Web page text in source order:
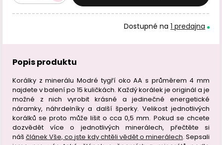
Dostupné na 1 predajna
Popis produktu
Korálky z minerálu Modré tygří oko AA s průměrem 4 mm
najdete v balení po 15 kuličkách. Každý korálek je originál a je
možné z nich vyrobit krásné a jedinečné energetické
náramky, náhrdelníky a další šperky. Velikost jednotlivých
korálků se proto může lišit o cca 0,5 mm. Pokud se chcete
dozvědět více o jednotlivých minerálech, přečtěte si
náščlánek Vše, co jste kdy chtěli vědět o minerálech. Sepsali